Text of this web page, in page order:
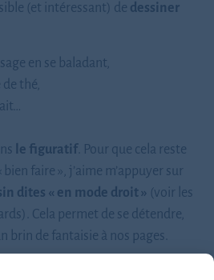
(et intéressant) de dessiner
en se baladant,
thé,
le figuratif . Pour que cela reste
bien faire », j’aime m’appuyer sur
dites « en mode droit » (voir les
Cela permet de se détendre,
brin de fantaisie à nos pages.